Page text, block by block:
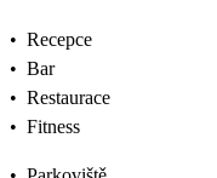
• Recepce
• Bar
• Restaurace
• Fitness